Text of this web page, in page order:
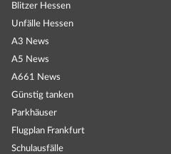
Blitzer Hessen
Unfälle Hessen
A3 News
A5 News
A661 News
Günstig tanken
Parkhäuser
Flugplan Frankfurt
Schulausfälle